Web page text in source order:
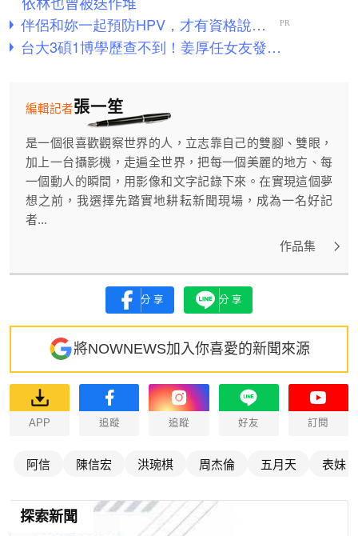
張一笙
編輯記者
是一個很喜歡觀察世界的人，立志靠自己的雙腳、雙眼，
加上一台攝影機，走遍全世界，把每一個美麗的地方、每
一個動人的瞬間，用影像和文字記錄下來。在實現這個夢
想之前，我選擇先踏實地耕耘新聞現場，成為一名好記
者...
作品集
分享 分享
將NOWNEWS加入你喜愛的新聞來源
APP 追蹤 追蹤 好友 訂閱
阿信 陳信宏 洪琬棋 周杰倫 五月天 表妹
探索新聞